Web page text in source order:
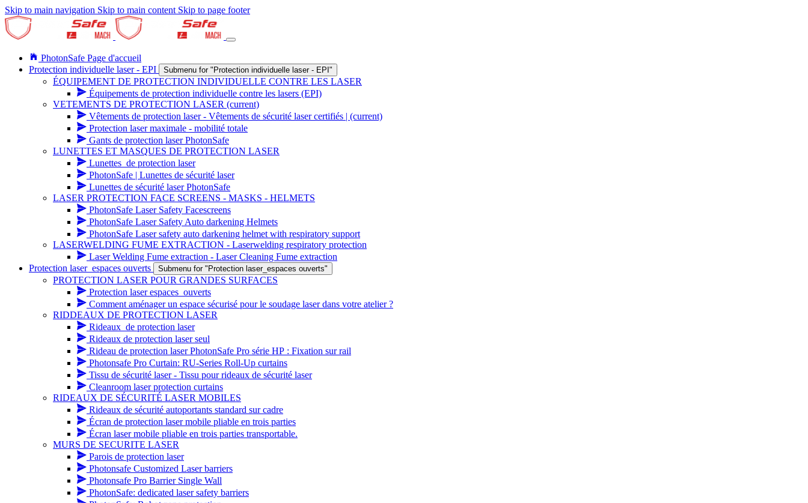
Skip to main navigation Skip to main content Skip to page footer
PhotonSafe Page d'accueil
Protection individuelle laser - EPI
Submenu for "Protection individuelle laser - EPI"
ÉQUIPEMENT DE PROTECTION INDIVIDUELLE CONTRE LES LASER
Équipements de protection individuelle contre les lasers (EPI)
VETEMENTS DE PROTECTION LASER (current)
Vêtements de protection laser - Vêtements de sécurité laser certifiés | (current)
Protection laser maximale - mobilité totale
Gants de protection laser PhotonSafe
LUNETTES ET MASQUES DE PROTECTION LASER
Lunettes_de protection laser
PhotonSafe | Lunettes de sécurité laser
Lunettes de sécurité laser PhotonSafe
LASER PROTECTION FACE SCREENS - MASKS - HELMETS
PhotonSafe Laser Safety Facescreens
PhotonSafe Laser Safety Auto darkening Helmets
PhotonSafe Laser safety auto darkening helmet with respiratory support
LASERWELDING FUME EXTRACTION - Laserwelding respiratory protection
Laser Welding Fume extraction - Laser Cleaning Fume extraction
Protection laser_espaces ouverts
Submenu for "Protection laser_espaces ouverts"
PROTECTION LASER POUR GRANDES SURFACES
Protection laser espaces_ouverts
Comment aménager un espace sécurisé pour le soudage laser dans votre atelier ?
RIDDEAUX DE PROTECTION LASER
Rideaux_de protection laser
Rideaux de protection laser seul
Rideau de protection laser PhotonSafe Pro série HP : Fixation sur rail
Photonsafe Pro Curtain: RU-Series Roll-Up curtains
Tissu de sécurité laser - Tissu pour rideaux de sécurité laser
Cleanroom laser protection curtains
RIDEAUX DE SÉCURITÉ LASER MOBILES
Rideaux de sécurité autoportants standard sur cadre
Écran de protection laser mobile pliable en trois parties
Écran laser mobile pliable en trois parties transportable.
MURS DE SECURITE LASER
Parois de protection laser
Photonsafe Customized Laser barriers
Photonsafe Pro Barrier Single Wall
PhotonSafe: dedicated laser safety barriers